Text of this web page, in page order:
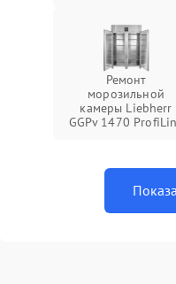
Ремонт
морозильной
камеры Liebherr
GGPv 1470